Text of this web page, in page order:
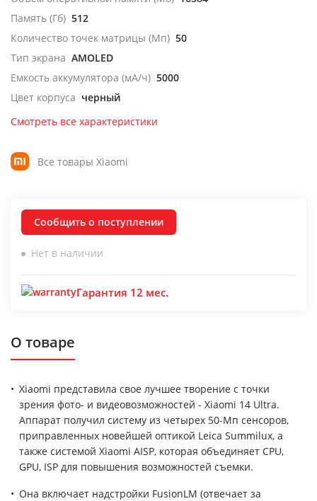
Память (Гб) 512
Количество точек матрицы (Мп) 50
Тип экрана AMOLED
Емкость аккумулятора (мА/ч) 5000
Цвет корпуса черный
Смотреть все характеристики
Все товары Xiaomi
Сообщить о поступлении
Нет в наличии
Гарантия 12 мес.
О товаре
Xiaomi представила свое лучшее творение с точки
зрения фото- и видеовозможностей - Xiaomi 14 Ultra.
Аппарат получил систему из четырех 50-Мп сенсоров,
приправленных новейшей оптикой Leica Summilux, а
также системой Xiaomi AISP, которая объединяет CPU,
GPU, ISP для повышения возможностей съемки.
Она включает надстройки FusionLM (отвечает за